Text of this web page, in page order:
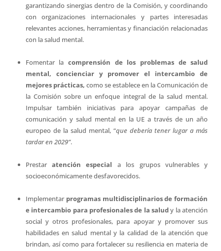
garantizando sinergias dentro de la Comisión, y coordinando
con organizaciones internacionales y partes interesadas
relevantes acciones, herramientas y financiación relacionadas
con la salud mental.
Fomentar lacomprensión de los problemas de salud
mental, concienciar y promover el intercambio de
mejores prácticas, como se establece en la Comunicación de
la Comisión sobre un enfoque integral de la salud mental.
Impulsar también iniciativas para apoyar campañas de
comunicación y salud mental en la UE a través de un año
europeo de la salud mental, “que debería tener lugar a más
tardar en 2029”.
Prestaratención especial a los grupos vulnerables y
socioeconómicamente desfavorecidos.
Implementar programas multidisciplinarios de formación
e intercambio para profesionales de la saludy la atención
social y otros profesionales, para apoyar y promover sus
habilidades en salud mental y la calidad de la atención que
brindan, así como para fortalecer su resiliencia en materia de